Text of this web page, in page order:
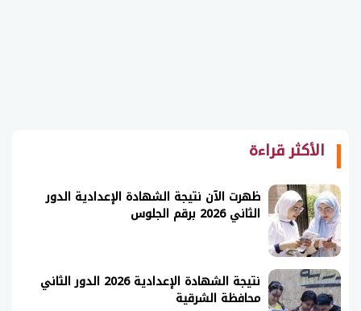
الأكثر قراءة
ظهرت الآن نتيجة الشهادة الإعدادية الدور
الثاني 2026 برقم الجلوس
نتيجة الشهادة الإعدادية 2026 الدور الثاني
محافظة الشرقية